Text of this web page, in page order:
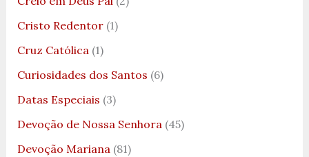
Cristo Redentor(1)
Cruz Católica(1)
Curiosidades dos Santos (6)
Datas Especiais (3)
Devoção de Nossa Senhora(45)
Devoção Mariana(81)